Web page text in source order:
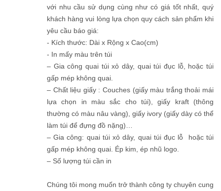
với nhu cầu sử dụng cùng như có giá tốt nhất, quý
khách hàng vui lòng lựa chọn quy cách sản phẩm khi
yêu cầu báo giá:
- Kích thước: Dài x Rộng x Cao(cm)
- In mấy màu trên túi
– Gia công quai túi xỏ dây, quai túi đục lỗ, hoặc túi
gấp mép không quai.
– Chất liệu giấy : Couches (giấy màu trắng thoải mái
lựa chọn in màu sắc cho túi), giấy kraft (thông
thường có màu nâu vàng), giấy ivory (giấy dày có thể
làm túi để đựng đồ nặng)…
– Gia công: quai túi xỏ dây, quai túi đục lỗ hoặc túi
gấp mép không quai. Ép kim, ép nhũ logo.
– Số lượng túi cần in
Chúng tôi mong muốn trở thành công ty chuyên cung